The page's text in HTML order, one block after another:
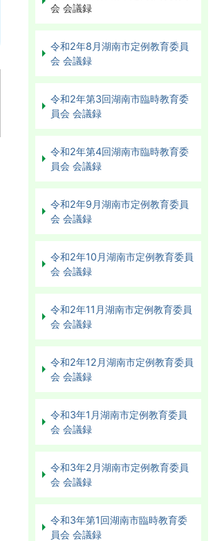
会 会議録
令和2年8月湖南市定例教育委員
会 会議録
令和2年第3回湖南市臨時教育委
員会 会議録
令和2年第4回湖南市臨時教育委
員会 会議録
令和2年9月湖南市定例教育委員
会 会議録
令和2年10月湖南市定例教育委員
会 会議録
令和2年11月湖南市定例教育委員
会 会議録
令和2年12月湖南市定例教育委員
会 会議録
令和3年1月湖南市定例教育委員
会 会議録
令和3年2月湖南市定例教育委員
会 会議録
令和3年第1回湖南市臨時教育委
員会 会議録